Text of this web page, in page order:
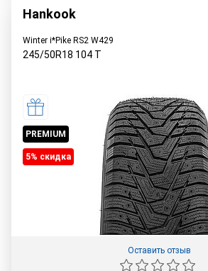
Hankook
Winter i*Pike RS2 W429
245/50R18 104 T
PREMIUM
5% cкидка
Оставить отзыв